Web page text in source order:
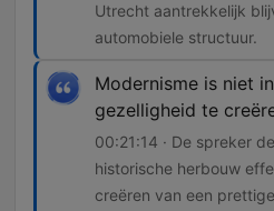
Utrecht aantrekkelijk
automobiele structuur.
Modernisme is niet
gezelligheid te
00:21:14 · De spreker
historische herbouw
creëren van een